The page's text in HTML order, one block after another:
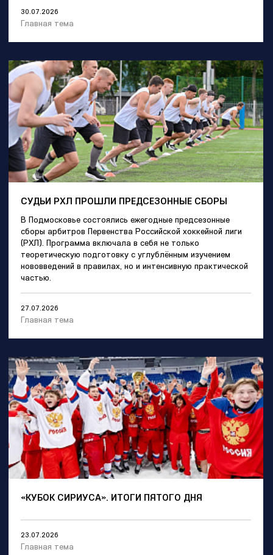
30.07.2026
Главная тема
СУДЬИ РХЛ ПРОШЛИ ПРЕДСЕЗОННЫЕ СБОРЫ
В Подмосковье состоялись ежегодные предсезонные
сборы арбитров Первенства Российской хоккейной лиги
(РХЛ). Программа включала в себя не только
теоретическую подготовку с углублённым изучением
нововведений в правилах, но и интенсивную практической
частью.
27.07.2026
Главная тема
«КУБОК СИРИУСА». ИТОГИ ПЯТОГО ДНЯ
23.07.2026
Главная тема